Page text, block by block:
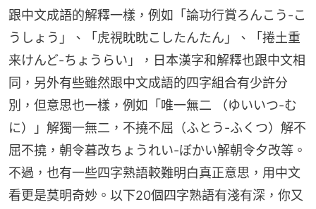
跟中文成語的解釋一樣，例如「論功行賞ろんこう-こ
うしょう」、「虎視眈眈こしたんたん」、「捲土重
来けんど-ちょうらい」，日本漢字和解釋也跟中文相
同，另外有些雖然跟中文成語的四字組合有少許分
別，但意思也一樣，例如「唯一無二 （ゆいいつ-む
に）」解獨一無二，不撓不屈（ふとう-ふくつ）解不
屈不撓，朝令暮改ちょうれい-ぼかい解朝令夕改等。
不過，也有一些四字熟語較難明白真正意思，用中文
看更是莫明奇妙。以下20個四字熟語有淺有深，你又